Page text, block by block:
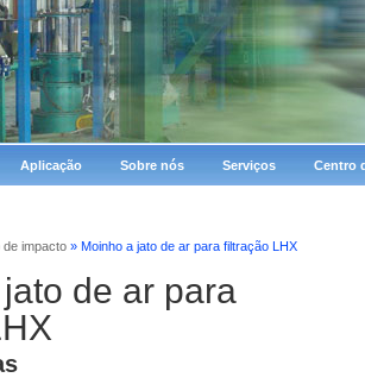
Aplicação Sobre nós Serviços Centro
de impacto » Moinho a jato de ar para filtração LHX
de ar para